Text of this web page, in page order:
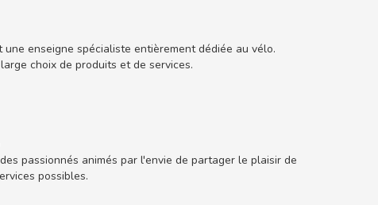
enseigne spécialiste entièrement dédiée au vélo.
choix de produits et de services.
passionnés animés par l'envie de partager le plaisir de
possibles.